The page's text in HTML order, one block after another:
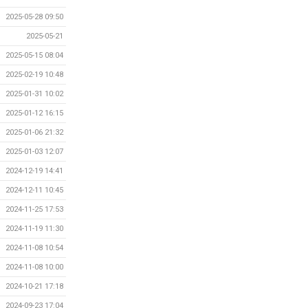
2025-05-28 09:50
2025-05-21
2025-05-15 08:04
2025-02-19 10:48
2025-01-31 10:02
2025-01-12 16:15
2025-01-06 21:32
2025-01-03 12:07
2024-12-19 14:41
2024-12-11 10:45
2024-11-25 17:53
2024-11-19 11:30
2024-11-08 10:54
2024-11-08 10:00
2024-10-21 17:18
2024-09-23 17:04